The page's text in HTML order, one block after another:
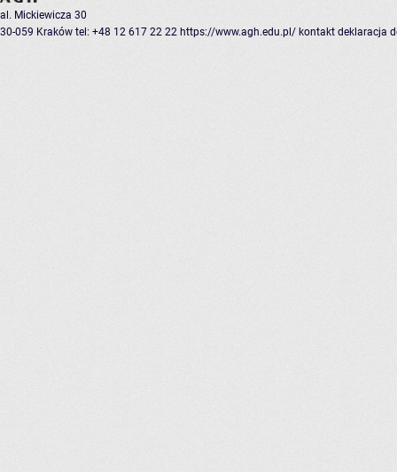
al. Mickiewicza 30
30-059 Kraków tel: +48 12 617 22 22 https://www.agh.edu.pl/ kontakt deklaracja